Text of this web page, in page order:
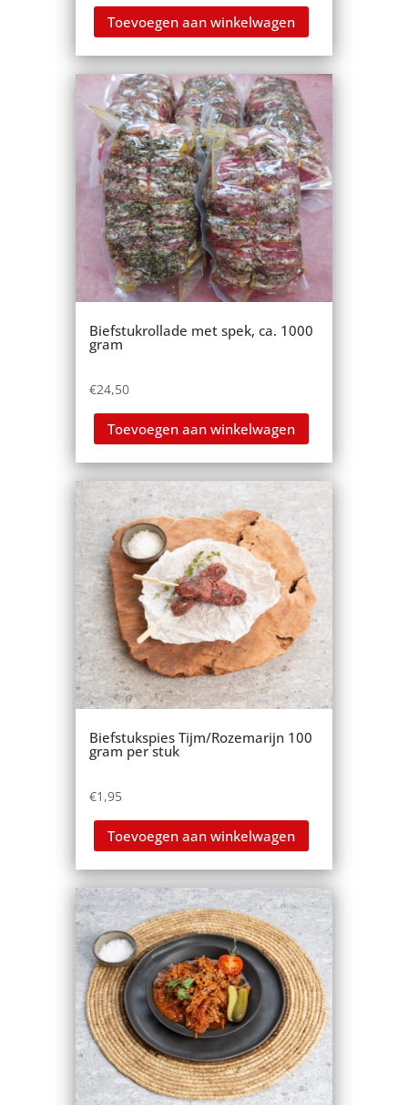
Toevoegen aan winkelwagen
Biefstukrollade met spek, ca. 1000
gram
€24,50
Toevoegen aan winkelwagen
Biefstukspies Tijm/Rozemarijn 100
gram per stuk
€1,95
Toevoegen aan winkelwagen